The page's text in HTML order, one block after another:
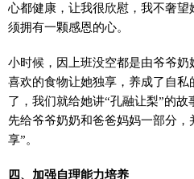
心都健康，让我很欣慰，我不奢
须拥有一颗感恩的心。
小时候，因上班没空都是由爷爷奶
喜欢的食物让她独享，养成了自
了，我们就给她讲“孔融让梨”的
先给爷爷奶奶和爸爸妈妈一部分
享”。
四、加强自理能力培养